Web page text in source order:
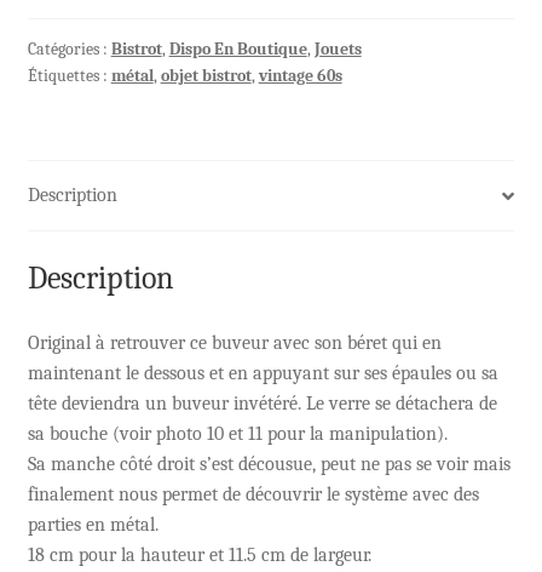
Catégories : Bistrot,Dispo En Boutique,Jouets
Étiquettes : métal,objet bistrot,vintage 60s
Description
Description
Original à retrouver ce buveur avec son béret qui en
maintenant le dessous et en appuyant sur ses épaules ou sa
tête deviendra un buveur invétéré. Le verre se détachera de
sa bouche (voir photo 10 et 11 pour la manipulation).
Sa manche côté droit s’est décousue, peut ne pas se voir mais
finalement nous permet de découvrir le système avec des
parties en métal.
18 cm pour la hauteur et 11.5 cm de largeur.